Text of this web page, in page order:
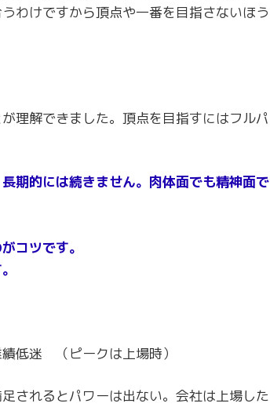
わけですから頂点や一番を目指さないほう
理解できました。頂点を目指すにはフルパ
期的には続きません。肉体面でも精神面で
コツです。
低迷 （ピークは上場時）
されるとパワーは出ない。会社は上場した